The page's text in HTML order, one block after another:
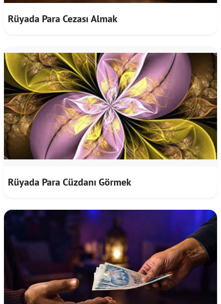
Rüyada Para Cezası Almak
Rüyada Para Cüzdanı Görmek